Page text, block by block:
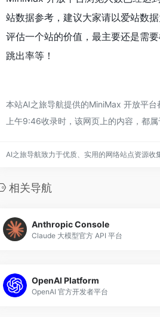
站数据参考，建议大家请以爱站数
评估一个站的价值，最主要还是需
跳出率等！
本站AI之旅导航提供的MiniMax 开放平
上午9:46收录时，该网页上的内容，都
AI之旅导航致力于优质、实用的网络站点资源收
相关导航
Anthropic Console
Claude 大模型官方 API 平台
OpenAI Platform
OpenAI 官方开发者平台